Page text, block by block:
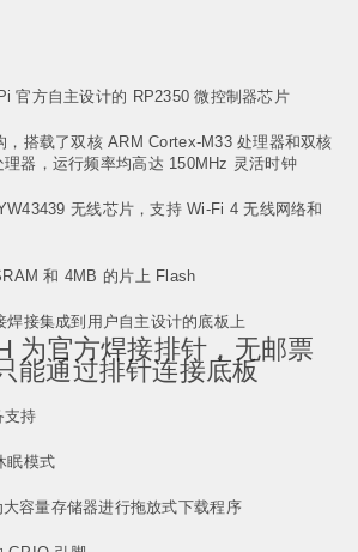
官方自主设计的 RP2350 微控制器芯片
，搭载了双核 ARM Cortex-M33 处理器和双核
理器，运行频率均高达 150MHz 灵活时钟
无线芯片，支持 Wi-Fi 4 无线网络和
和 4MB 的片上 Flash
焊接集成到用户自主设计的底板上
为官方焊接排针，无邮票
能通过排针连接底板
支持
眠模式
容量存储器进行拖放式下载程序